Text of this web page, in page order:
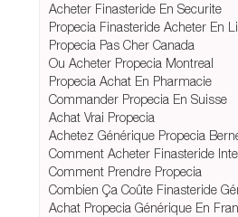
Acheter Finasteride En Securite
Propecia Finasteride Acheter En
Propecia Pas Cher Canada
Ou Acheter Propecia Montreal
Propecia Achat En Pharmacie
Commander Propecia En Suisse
Achat Vrai Propecia
Achetez Générique Propecia
Comment Acheter Finasteride
Comment Prendre Propecia
Combien Ça Coûte Finasteride
Achat Propecia Générique En